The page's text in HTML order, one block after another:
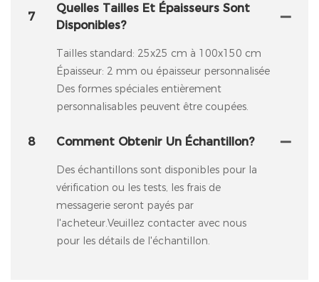
7
Quelles Tailles Et Épaisseurs Sont
Disponibles?
Tailles standard: 25x25 cm à 100x150 cm
Épaisseur: 2 mm ou épaisseur personnalisée
Des formes spéciales entièrement
personnalisables peuvent être coupées.
8 Comment Obtenir Un Échantillon?
Des échantillons sont disponibles pour la
vérification ou les tests, les frais de
messagerie seront payés par
l'acheteur.Veuillez contacter avec nous
pour les détails de l'échantillon.